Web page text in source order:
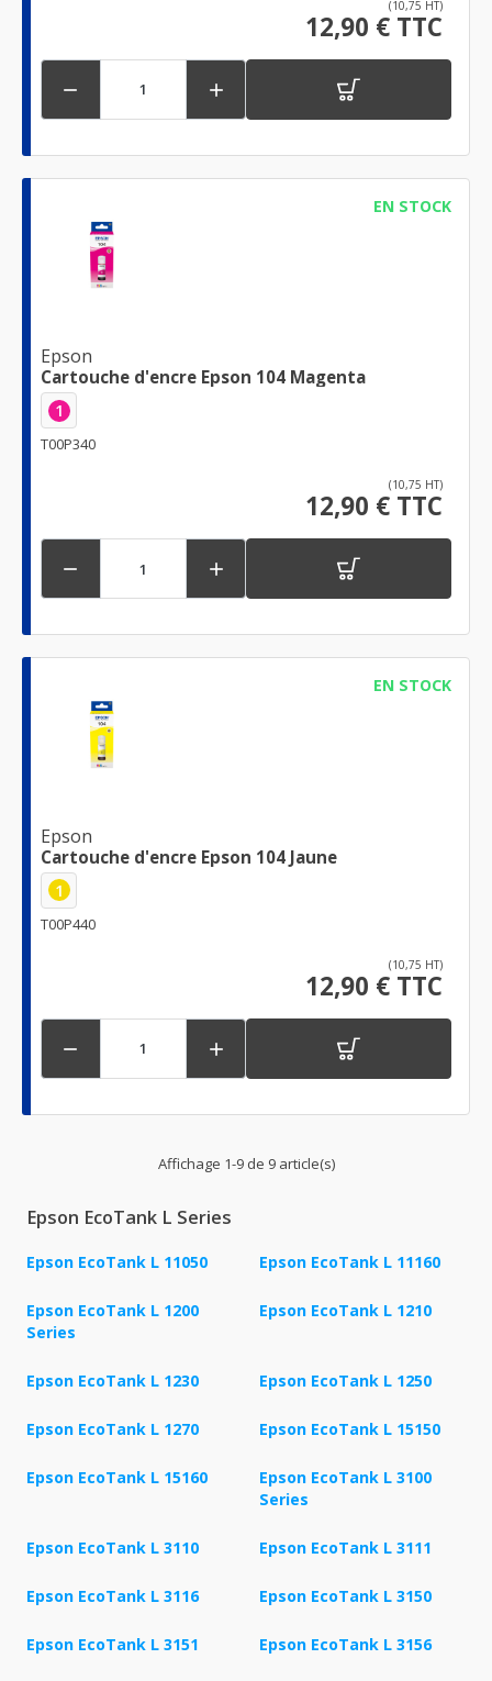
(10,75 HT)
12,90 € TTC
 
EN STOCK
Epson
Cartouche d'encre Epson 104 Magenta
1
T00P340
(10,75 HT)
12,90 € TTC
 
EN STOCK
Epson
Cartouche d'encre Epson 104 Jaune
1
T00P440
(10,75 HT)
12,90 € TTC
 
Affichage 1-9 de 9 article(s)
Epson EcoTank L Series
Epson EcoTank L 11050 Epson EcoTank L 11160
Epson EcoTank L 1200
Series
Epson EcoTank L 1210
Epson EcoTank L 1230 Epson EcoTank L 1250
Epson EcoTank L 1270 Epson EcoTank L 15150
Epson EcoTank L 15160
Epson EcoTank L 3100
Series
Epson EcoTank L 3110 Epson EcoTank L 3111
Epson EcoTank L 3116 Epson EcoTank L 3150
Epson EcoTank L 3151 Epson EcoTank L 3156